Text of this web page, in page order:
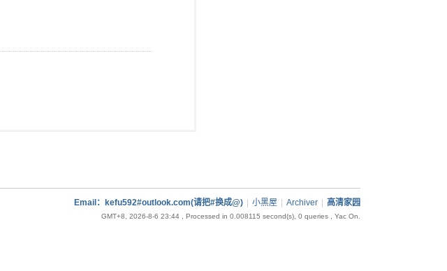
Email：kefu592#outlook.com(请把#换成@) 小黑屋 Archiver 高清家园
GMT+8, 2026-8-6 23:44 , Processed in 0.008115 second(s), 0 queries , Yac On.